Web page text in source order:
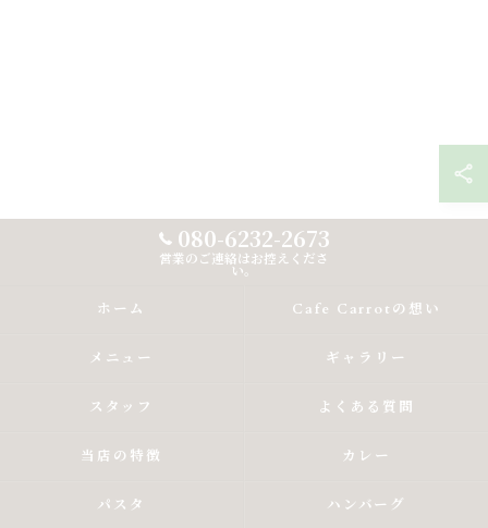
080-6232-2673
営業のご連絡はお控えくださ
い。
ホーム Cafe Carrotの想い
メニュー ギャラリー
スタッフ よくある質問
当店の特徴 カレー
パスタ ハンバーグ